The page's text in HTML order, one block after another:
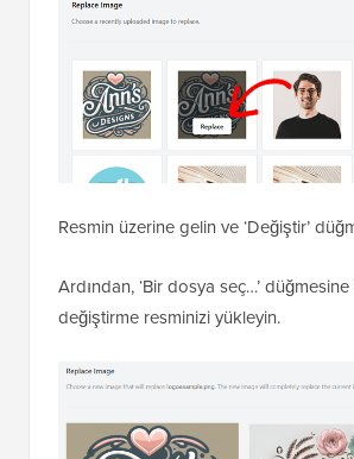
Resmin üzerine gelin ve ‘Değiştir’
Ardından, ‘Bir dosya seç…’
değiştirme resminizi yükleyin.